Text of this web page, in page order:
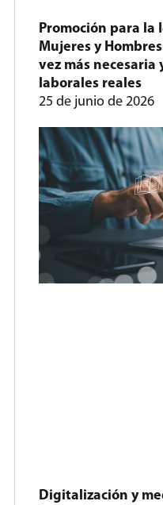
Promoción para la
Mujeres y
vez más
laborales reales
25 de junio de 2026
Digitalización y